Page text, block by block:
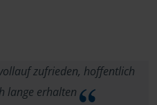
zufrieden, hoffentlich
lange erhalten